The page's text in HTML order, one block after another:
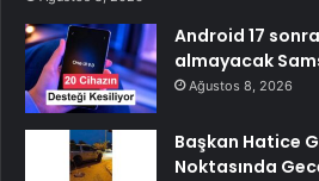
Android 17
almayacak
Ağustos 8, 2026
Başkan Hatice
Noktasında